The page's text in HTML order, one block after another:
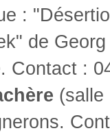
:
de
Contact :
(salle